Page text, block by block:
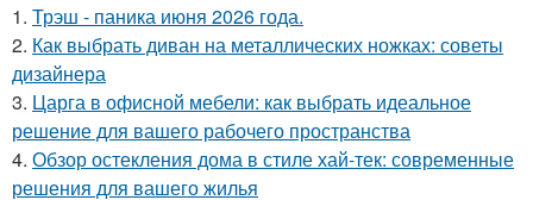
1. Трэш - паника июня 2026 года.
2. Как выбрать диван на металлических ножках: советы
дизайнера
3. Царга в офисной мебели: как выбрать идеальное
решение для вашего рабочего пространства
4. Обзор остекления дома в стиле хай-тек: современные
решения для вашего жилья